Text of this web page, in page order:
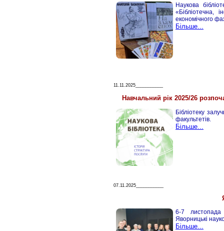
Наукова
«Бібліотечна,
економічного
Більше...
11.11.2025___________
Навчальний рік 2025/26
Бібліотеку
факультетів.
Більше...
07.11.2025___________
6-7 листопада
Яворницькі
Більше...